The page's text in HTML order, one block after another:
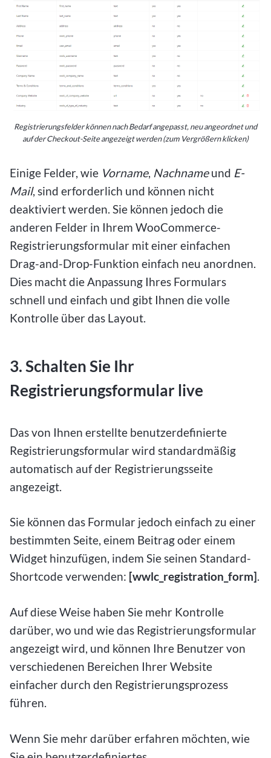
Registrierungsfelder können nach Bedarf angepasst, neu angeordnet und
auf der Checkout-Seite angezeigt werden (zum Vergrößern klicken)
Einige Felder, wie Vorname, Nachnameund E-
Mail, sind erforderlich und können nicht
deaktiviert werden. Sie können jedoch die
anderen Felder in Ihrem WooCommerce-
Registrierungsformular mit einer einfachen
Drag-and-Drop-Funktion einfach neu anordnen.
Dies macht die Anpassung Ihres Formulars
schnell und einfach und gibt Ihnen die volle
Kontrolle über das Layout.
3. Schalten Sie Ihr
Registrierungsformular live
Das von Ihnen erstellte benutzerdefinierte
Registrierungsformular wird standardmäßig
automatisch auf der Registrierungsseite
angezeigt.
Sie können das Formular jedoch einfach zu einer
bestimmten Seite, einem Beitrag oder einem
Widget hinzufügen, indem Sie seinen Standard-
Shortcode verwenden: [wwlc_registration_form].
Auf diese Weise haben Sie mehr Kontrolle
darüber, wo und wie das Registrierungsformular
angezeigt wird, und können Ihre Benutzer von
verschiedenen Bereichen Ihrer Website
einfacher durch den Registrierungsprozess
führen.
Wenn Sie mehr darüber erfahren möchten, wie